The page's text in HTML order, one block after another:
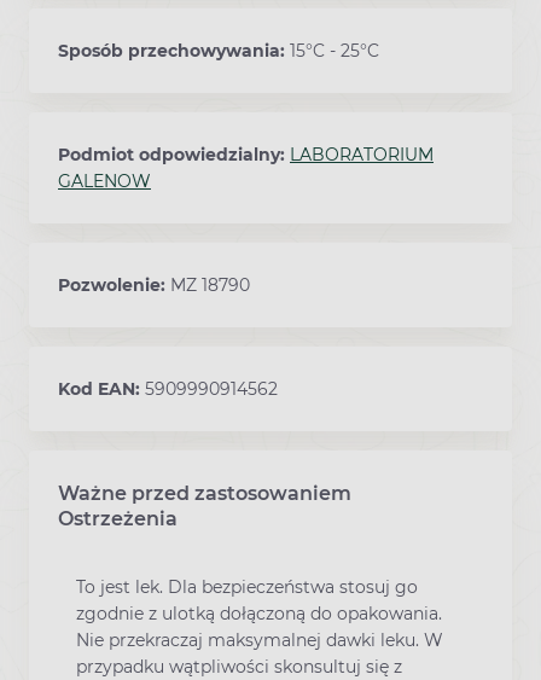
Sposób przechowywania: 15°C - 25°C
Podmiot odpowiedzialny: LABORATORIUM
GALENOW
Pozwolenie: MZ 18790
Kod EAN: 5909990914562
Ważne przed zastosowaniem
Ostrzeżenia
To jest lek. Dla bezpieczeństwa stosuj go
zgodnie z ulotką dołączoną do opakowania.
Nie przekraczaj maksymalnej dawki leku. W
przypadku wątpliwości skonsultuj się z